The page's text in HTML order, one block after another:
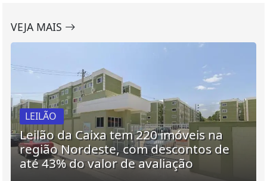
VEJA MAIS
LEILÃO
Leilão da Caixa tem 220 imóveis na
região Nordeste, com descontos de
até 43% do valor de avaliação